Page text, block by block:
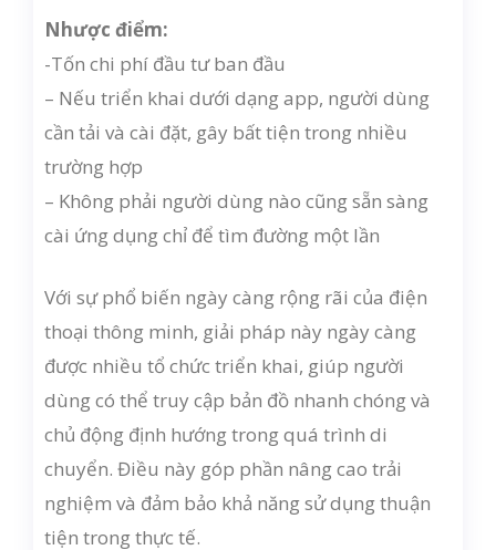
Nhược điểm:
-Tốn chi phí đầu tư ban đầu
– Nếu triển khai dưới dạng app, người dùng
cần tải và cài đặt, gây bất tiện trong nhiều
trường hợp
– Không phải người dùng nào cũng sẵn sàng
cài ứng dụng chỉ để tìm đường một lần
Với sự phổ biến ngày càng rộng rãi của điện
thoại thông minh, giải pháp này ngày càng
được nhiều tổ chức triển khai, giúp người
dùng có thể truy cập bản đồ nhanh chóng và
chủ động định hướng trong quá trình di
chuyển. Điều này góp phần nâng cao trải
nghiệm và đảm bảo khả năng sử dụng thuận
tiện trong thực tế.